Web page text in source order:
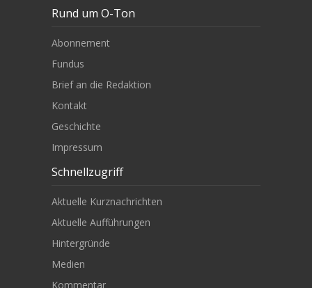
Rund um O-Ton
Abonnement
Fundus
Brief an die Redaktion
Kontakt
Geschichte
Impressum
Schnellzugriff
Aktuelle Kurznachrichten
Aktuelle Aufführungen
Hintergründe
Medien
Kommentar